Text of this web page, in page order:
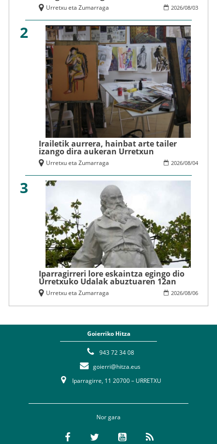
2026/08/03
Urretxu eta Zumarraga
2
Irailetik aurrera, hainbat arte tailer
izango dira aukeran Urretxun
2026/08/04
Urretxu eta Zumarraga
3
Iparragirreri lore eskaintza egingo dio
Urretxuko Udalak abuztuaren 12an
2026/08/06
Urretxu eta Zumarraga
Goierriko Hitza
943 72 34 08
goierri@hitza.eus
Iparragirre, 11 20700 – URRETXU
Nor gara